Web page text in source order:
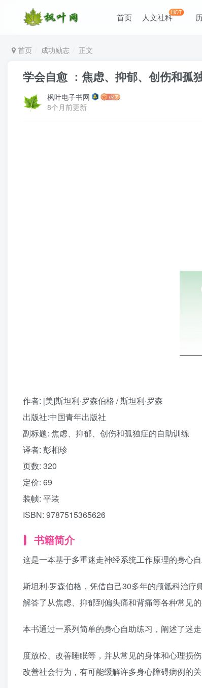
首页 人文社科HOT
首页 成功励志 正文
学会自愈 ：焦虑、抑郁、创伤和孤
枫叶电子书网
8个月前更新
作者: [美]斯坦利·罗森伯格 / 斯坦利·罗森
出版社:中国青年出版社
副标题: 焦虑、抑郁、创伤和孤独症的自助训练
译者: 彭相珍
页数: 320
定价: 69
装帧: 平装
ISBN: 9787515365626
书籍简介
这是一本基于多重迷走神经系统工作原理的身心自
斯坦利·罗森伯格，凭借自己30多年的颅骶科治
解答了从焦虑、抑郁到偏头痛和背痛等各种常见的
本书通过一系列简单的身心自助练习，阐述了迷
度放松、改善睡眠等，并从常见的身体和心理损
改善社会行为，有可能缓解许多身心障碍病例的关